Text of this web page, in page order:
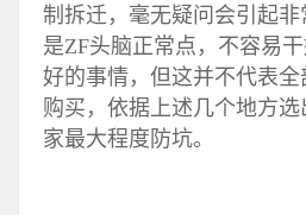
制拆迁，毫无疑问会引起
是ZF头脑正常点，不容易
好的事情，但这并不代表
购买，依据上述几个地方
家最大程度防坑。